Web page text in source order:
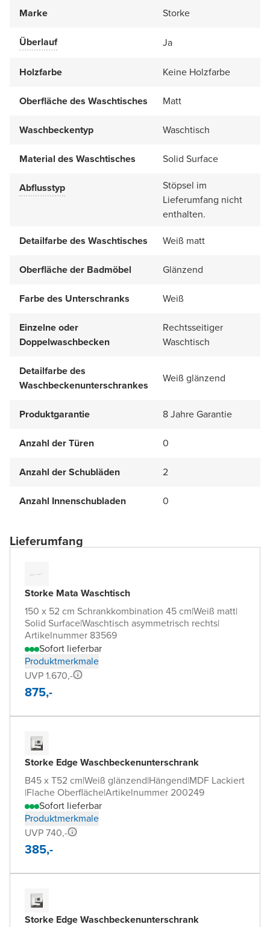
Marke Storke
Überlauf Ja
Holzfarbe Keine Holzfarbe
Oberfläche des Waschtisches Matt
Waschbeckentyp Waschtisch
Material des Waschtisches Solid Surface
Abflusstyp
Stöpsel im
Lieferumfang nicht
enthalten.
Detailfarbe des Waschtisches
Weiß matt
Oberfläche der Badmöbel Glänzend
Farbe des Unterschranks Weiß
Einzelne oder
Doppelwaschbecken
Rechtsseitiger
Waschtisch
Detailfarbe des
Waschbeckenunterschrankes
Weiß glänzend
Produktgarantie 8 Jahre Garantie
Anzahl der Türen 0
Anzahl der Schubläden 2
Anzahl Innenschubladen 0
Lieferumfang
Storke Mata Waschtisch
150 x 52 cm Schrankkombination 45 cm|Weiß matt|
Solid Surface|Waschtisch asymmetrisch rechts|
Artikelnummer 83569
Sofort lieferbar
Produktmerkmale
UVP 1.670,-
875,-
Storke Edge Waschbeckenunterschrank
B45 x T52 cm|Weiß glänzend|Hängend|MDF Lackiert
|Flache Oberfläche|Artikelnummer 200249
Sofort lieferbar
Produktmerkmale
UVP 740,-
385,-
Storke Edge Waschbeckenunterschrank